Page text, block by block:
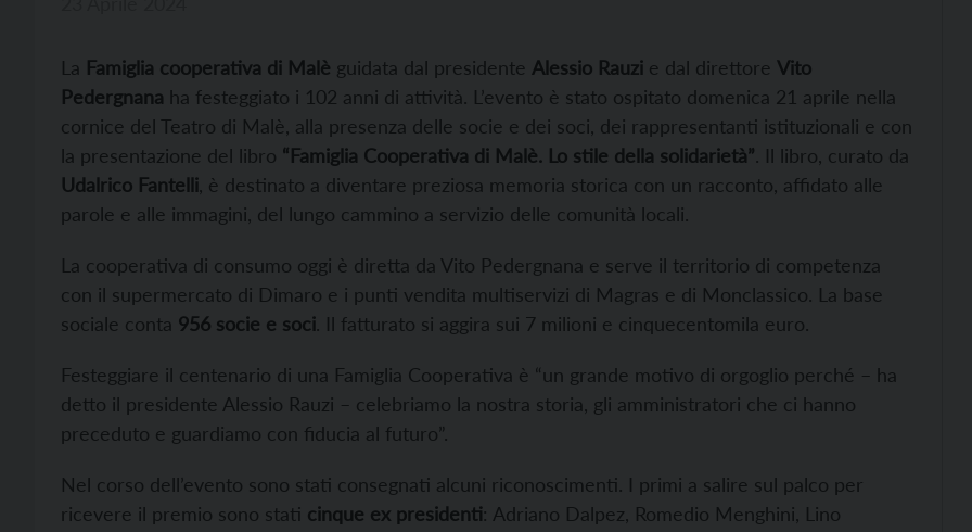
La Famiglia cooperativa di Malè guidata dal presidente Alessio Rauzi e dal direttore Vito
Pedergnana ha festeggiato i 102 anni di attività. L’evento è stato ospitato domenica 21 aprile nella
cornice del Teatro di Malè, alla presenza delle socie e dei soci, dei rappresentanti istituzionali e con
la presentazione del libro “Famiglia Cooperativa di Malè. Lo stile della solidarietà”. Il libro, curato da
Udalrico Fantelli , è destinato a diventare preziosa memoria storica con un racconto, affidato alle
parole e alle immagini, del lungo cammino a servizio delle comunità locali.
La cooperativa di consumo oggi è diretta da Vito Pedergnana e serve il territorio di competenza
con il supermercato di Dimaro e i punti vendita multiservizi di Magras e di Monclassico. La base
sociale conta 956 socie e soci. Il fatturato si aggira sui 7 milioni e cinquecentomila euro.
Festeggiare il centenario di una Famiglia Cooperativa è “un grande motivo di orgoglio perché – ha
detto il presidente Alessio Rauzi – celebriamo la nostra storia, gli amministratori che ci hanno
preceduto e guardiamo con fiducia al futuro”.
Nel corso dell’evento sono stati consegnati alcuni riconoscimenti. I primi a salire sul palco per
ricevere il premio sono stati cinque ex presidenti: Adriano Dalpez, Romedio Menghini, Lino